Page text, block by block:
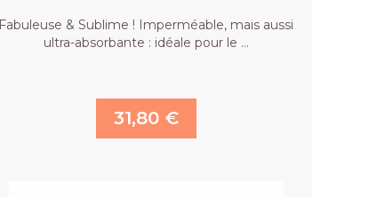
Fabuleuse & Sublime ! Imperméable, mais aussi
ultra-absorbante : idéale pour le …
31,80 €